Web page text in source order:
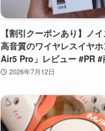
【割引クーポンあり】ノ
高音質のワイヤレスイヤ
Air5 Pro」レビュー #PR #
2026年7月12日